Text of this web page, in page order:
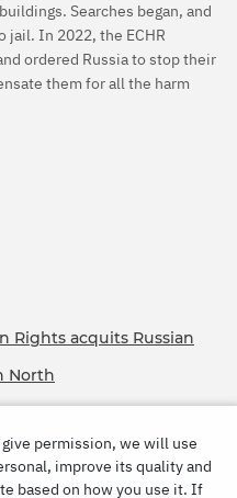
Searches began, and
jail. In 2022, the ECHR
ordered Russia to stop their
them for all the harm
Rights acquits Russian
North
permission, we will use
improve its quality and
based on how you use it. If